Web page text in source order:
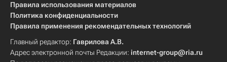
Правила использования материалов
Политика конфиденциальности
Правила применения рекомендательных технологий
Главный редактор: Гаврилова А.В.
Адрес электронной почты Редакции: internet-group@ria.ru